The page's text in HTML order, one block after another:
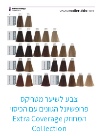
צבע לשיער מטריקס
פרופשיונל הגוונים עם הכיסוי
המחוזק Extra Coverage
Collection